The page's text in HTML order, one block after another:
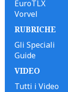
EuroTLX
Vorvel
RUBRICHE
Gli Speciali
Guide
VIDEO
Tutti i Video